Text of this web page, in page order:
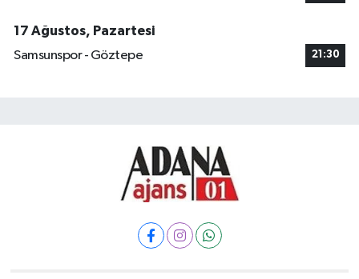
17 Ağustos, Pazartesi
Samsunspor - Göztepe
21:30